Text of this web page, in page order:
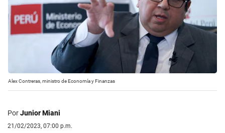
Alex Contreras, ministro de Economía y Finanzas
PorJunior Miani
21/02/2023, 07:00 p.m.